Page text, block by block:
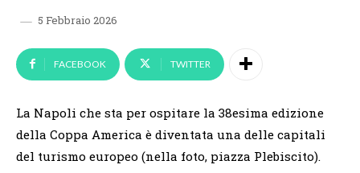
5 Febbraio 2026
FACEBOOK TWITTER
La Napoli che sta per ospitare la 38esima edizione
della Coppa America è diventata una delle capitali
del turismo europeo (nella foto, piazza Plebiscito).